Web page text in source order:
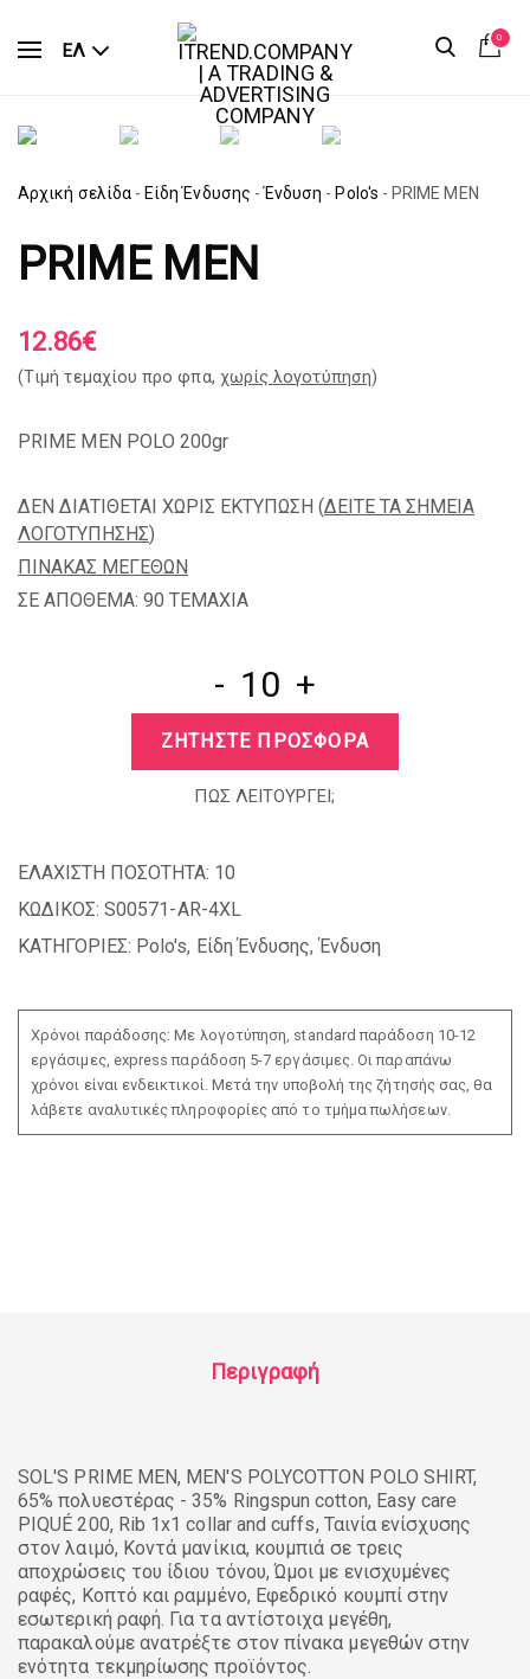
ΕΛ
0
Αρχική σελίδα - Είδη Ένδυσης - Ένδυση - Polo's - PRIME MEN
PRIME MEN
12.86€
(Tιμή τεμαχίου προ φπα, χωρίς λογοτύπηση)
PRIME MEN POLO 200gr
ΔΕΝ ΔΙΑΤΙΘΕΤΑΙ ΧΩΡΙΣ ΕΚΤΥΠΩΣΗ (ΔΕΙΤΕ ΤΑ ΣΗΜΕΙΑ
ΛΟΓΟΤΥΠΗΣΗΣ)
ΠΙΝΑΚΑΣ ΜΕΓΕΘΩΝ
ΣΕ ΑΠΟΘΕΜΑ: 90 TEMAXIA
- +
ΖΗΤΗΣΤΕ ΠΡΟΣΦΟΡΑ
ΠΩΣ ΛΕΙΤΟΥΡΓΕΙ;
ΕΛΑΧΙΣΤΗ ΠΟΣΟΤΗΤΑ: 10
ΚΩΔΙΚΟΣ: S00571-AR-4XL
ΚΑΤΗΓΟΡΙΕΣ: Polo's, Είδη Ένδυσης,Ένδυση
Χρόνοι παράδοσης: Με λογοτύπηση, standard παράδοση 10-12
εργάσιμες, express παράδοση 5-7 εργάσιμες. Οι παραπάνω
χρόνοι είναι ενδεικτικοί. Μετά την υποβολή της ζήτησής σας, θα
λάβετε αναλυτικές πληροφορίες από το τμήμα πωλήσεων.
Περιγραφή
SOL'S PRIME MEN, MEN'S POLYCOTTON POLO SHIRT,
65% πολυεστέρας - 35% Ringspun cotton, Easy care
PIQUÉ 200, Rib 1x1 collar and cuffs, Ταινία ενίσχυσης
στον λαιμό, Κοντά μανίκια, κουμπιά σε τρεις
αποχρώσεις του ίδιου τόνου, Ώμοι με ενισχυμένες
ραφές, Κοπτό και ραμμένο, Εφεδρικό κουμπί στην
εσωτερική ραφή. Για τα αντίστοιχα μεγέθη,
παρακαλούμε ανατρέξτε στον πίνακα μεγεθών στην
ενότητα τεκμηρίωσης προϊόντος.